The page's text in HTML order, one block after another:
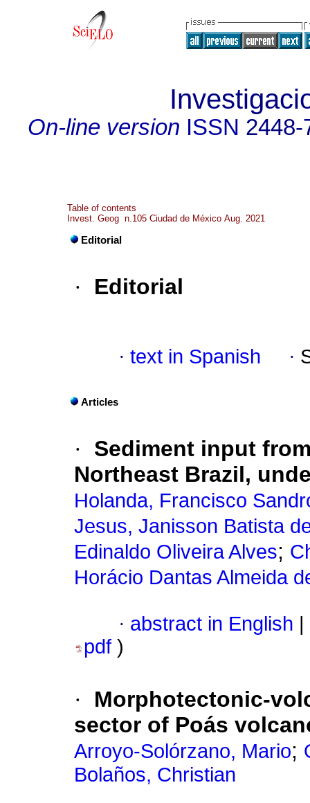
On-line version ISSN 2448-
Table of contents
Invest. Geog n.105 Ciudad de México Aug. 2021
Editorial
· Editorial
· text in Spanish ·
Articles
·
Sediment input
Northeast Brazil,
Holanda, Francisco
Jesus, Janisson Batista
Edinaldo Oliveira Alves;
Horácio Dantas Almeida
· abstract in English
pdf )
·
Morphotectonic-
sector of Poás
Arroyo-Solórzano, Mario;
Bolaños, Christian